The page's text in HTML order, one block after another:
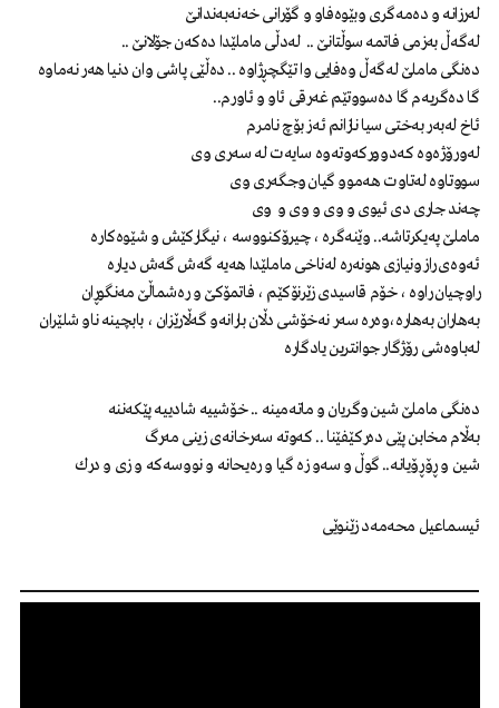
لەرزانە و دەمەگری وبێوەفاو و گۆرانی خەنەبەندانێ
لەگەڵ بەزمی فاتمە سوڵتانێ .. لەدڵی ماملێدا دەكەن جۆلانێ ..
دەنگی ماملێ لەگەڵ وەفایی وا تێگچڕژاوە .. دەڵێی پاشی وان دنیا هەر نەماوە
گا دەگریەم گا دەسووتێم غەرقی ئاو و ئاورم..
ئاخ لەبەر بەختی سیا نازانم ئەز بۆچ نامرم
لەورۆژەوە كەدووركەوتەوە سایەت لە سەری وی
سووتاوە لەتاوت هەموو گیان وجگەری وی
چەند جاری دی ئیوی و وی و وی و وی
ماملێ پەیكرتاشە.. وێنەگرە ، چیرۆكنووسە ، نیگاركێش و شێوەكارە
ئەوەی راز ونیازی هونەرە لەناخی ماملێدا هەیە گەش گەش دیارە
راوچیان راوە ، خۆم قاسیدی زێرنۆكێم ، فاتمۆكێ و رەشماڵێ مەنگوڕان
بەهاران بەهارە،وەرە سەر نەخۆشی دڵان بارانەو گەڵارێزان ، بابچینە ناو شلێران
لەباوەشی رۆژگار جوانترین یادگارە
دەنگی ماملێ شین وگریان و ماتەمینە .. خۆشییە شادییە پێكەننە
بەڵام مخابن پێی دەركێفێنا .. كەوتە سەرخانەی زینی مەرگ
شین و ڕۆڕۆیانە.. گوڵ و سەو زە گیا و رەیحانە و نووسەكە و زی و درك
ئیسماعیل محەمەد زێنوێی